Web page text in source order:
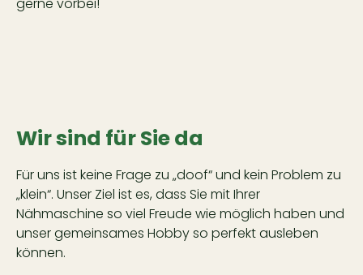
Wir sind für Sie da
Für uns ist keine Frage zu „doof“ und kein Problem zu
„klein“. Unser Ziel ist es, dass Sie mit Ihrer
Nähmaschine so viel Freude wie möglich haben und
unser gemeinsames Hobby so perfekt ausleben
können.